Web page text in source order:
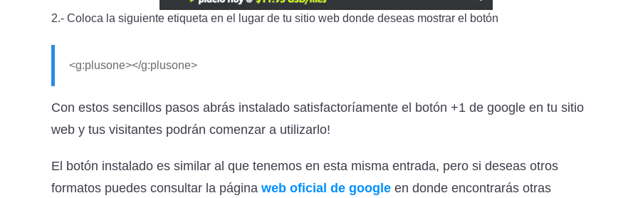
2.- Coloca la siguiente etiqueta en el lugar de tu sitio web donde deseas mostrar el botón
<g:plusone></g:plusone>
Con estos sencillos pasos abrás instalado satisfactoríamente el botón +1 de google en tu sitio
web y tus visitantes podrán comenzar a utilizarlo!
El botón instalado es similar al que tenemos en esta misma entrada, pero si deseas otros
formatos puedes consultar la página web oficial de google en donde encontrarás otras